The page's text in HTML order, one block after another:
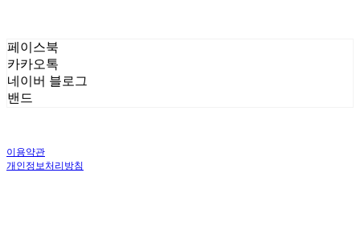
페이스북
카카오톡
네이버 블로그
밴드
이용약관
개인정보처리방침